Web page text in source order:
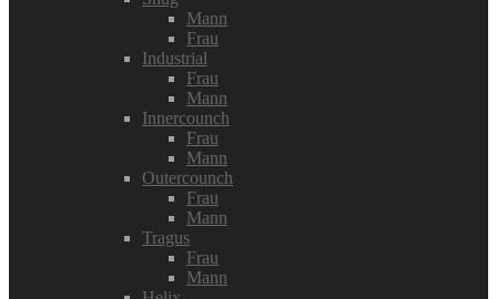
Mann
Frau
Industrial
Frau
Mann
Innercounch
Frau
Mann
Outercounch
Frau
Mann
Tragus
Frau
Mann